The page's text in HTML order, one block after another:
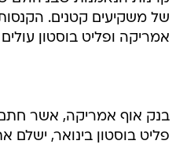
של משקיעים קטנים.
אמריקה ופליט בוסטון
בנק אוף אמריקה, אשר